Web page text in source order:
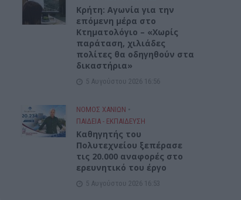
Kρήτη: Αγωνία για την
επόμενη μέρα στο
Κτηματολόγιο – «Χωρίς
παράταση, χιλιάδες
πολίτες θα οδηγηθούν στα
δικαστήρια»
5 Αυγούστου 2026 16:56
ΝΟΜΌΣ ΧΑΝΊΩΝ •
ΠΑΙΔΕΙΑ - ΕΚΠΑΙΔΕΥΣΗ
Καθηγητής του
Πολυτεχνείου ξεπέρασε
τις 20.000 αναφορές στο
ερευνητικό του έργο
5 Αυγούστου 2026 16:53